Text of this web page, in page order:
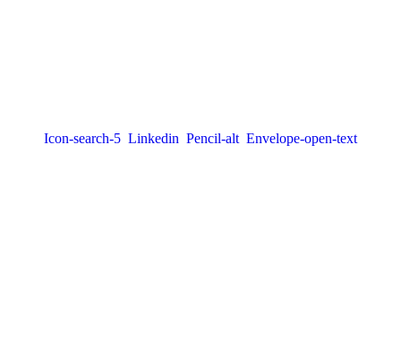
Icon-search-5 Linkedin Pencil-alt Envelope-open-text